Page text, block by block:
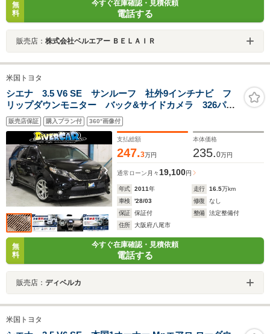
無
料
今すぐ在庫確認・見積依頼
電話する
販売店： 株式会社ベルエアー ＢＥＬＡＩＲ
米国トヨタ
シエナ 3.5 V6 SE サンルーフ 社外9インチナビ フ
リップダウンモニター バック&サイドカメラ 326パワ
ー20AW 両側電動スライドドア ハーフレザーシート
パワーバックドア 社外テール オートエアコン 除菌
抗菌施工
販売店保証 購入プラン付 360°画像付
支払総額
247.3万円
本体価格
235.0万円
通常ローン 月々 19,100円
年式 2011年 走行 16.5万km
車検
'28/03 修復
なし
保証
保証付 整備
法定整備付
住所
大阪府八尾市
無
料
今すぐ在庫確認・見積依頼
電話する
販売店： ディベルカ
米国トヨタ